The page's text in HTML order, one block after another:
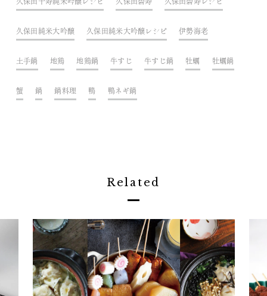
久保田純米大吟醸 久保田純米大吟醸レシピ 伊勢海老
土手鍋 地鶏 地鶏鍋 牛すじ 牛すじ鍋 牡蠣 牡蠣鍋
蟹 鍋 鍋料理 鴨 鴨ネギ鍋
Related